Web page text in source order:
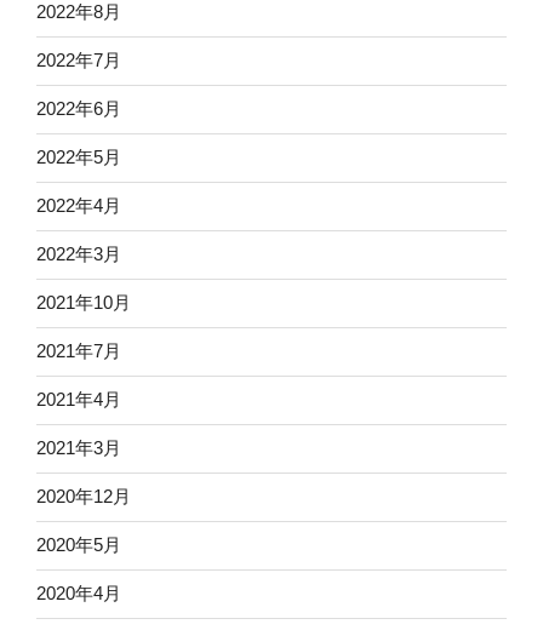
2022年8月
2022年7月
2022年6月
2022年5月
2022年4月
2022年3月
2021年10月
2021年7月
2021年4月
2021年3月
2020年12月
2020年5月
2020年4月